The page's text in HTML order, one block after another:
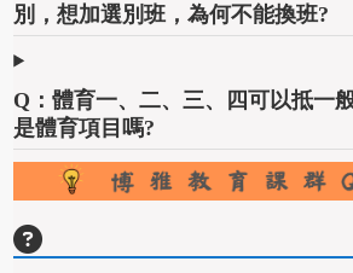
別，想加選別班，為何不能換班?
Q：體育一、二、三、四可以抵一
是體育項目嗎?